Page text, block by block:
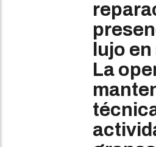
lujo
La